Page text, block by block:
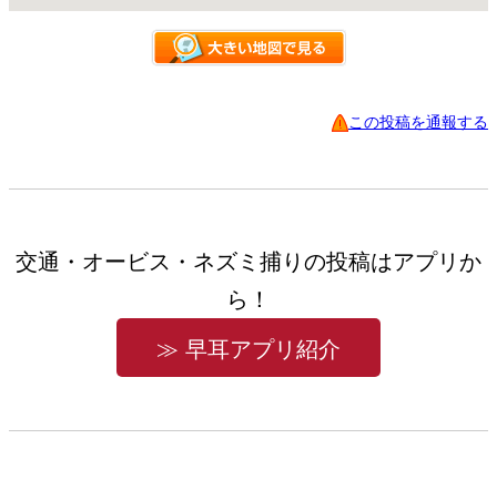
この投稿を通報する
交通・オービス・ネズミ捕りの投稿はアプリか
ら！
≫ 早耳アプリ紹介